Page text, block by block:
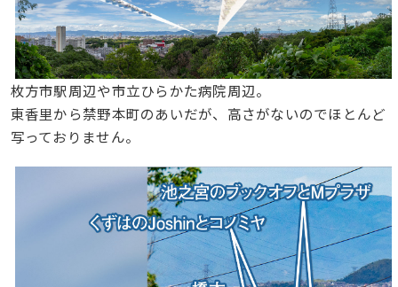
枚方市駅周辺や市立ひらかた病院周辺。
東香里から禁野本町のあいだが、高さがないのでほとんど
写っておりません。